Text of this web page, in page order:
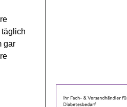
gar